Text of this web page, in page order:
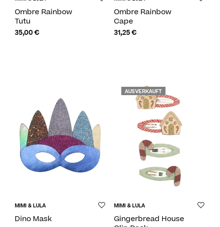
Ombre Rainbow
Tutu
35,00€
Ombre Rainbow
Cape
31,25€
MIMI & LULA
Dino Mask
AUSVERKAUFT
MIMI & LULA
Gingerbread House